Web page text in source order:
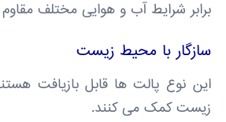
برابر شرایط آب و هوایی مختلف
سازگار با محیط زیست
این نوع پالت ها قابل بازیافت
زیست کمک می کنند.